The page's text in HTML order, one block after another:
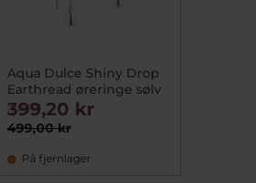
Aqua Dulce Shiny Drop
Earthread øreringe sølv
ad6171
499,00 kr
399,20 kr
På fjernlager